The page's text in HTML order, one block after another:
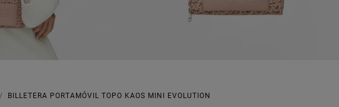
BILLETERA PORTAMÓVIL TOPO KAOS MINI EVOLUTION